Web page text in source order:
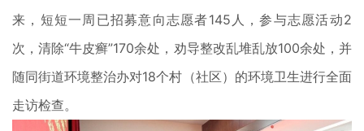
来，短短一周已招募意向志愿者145人，参与志愿活动2
次，清除“牛皮癣”170余处，劝导整改乱堆乱放100余处，并
随同街道环境整治办对18个村（社区）的环境卫生进行全面
走访检查。